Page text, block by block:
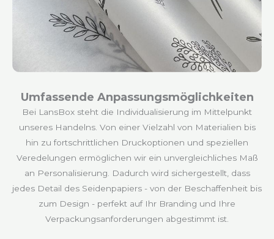
Umfassende Anpassungsmöglichkeiten
Bei LansBox steht die Individualisierung im Mittelpunkt
unseres Handelns. Von einer Vielzahl von Materialien bis
hin zu fortschrittlichen Druckoptionen und speziellen
Veredelungen ermöglichen wir ein unvergleichliches Maß
an Personalisierung. Dadurch wird sichergestellt, dass
jedes Detail des Seidenpapiers - von der Beschaffenheit bis
zum Design - perfekt auf Ihr Branding und Ihre
Verpackungsanforderungen abgestimmt ist.